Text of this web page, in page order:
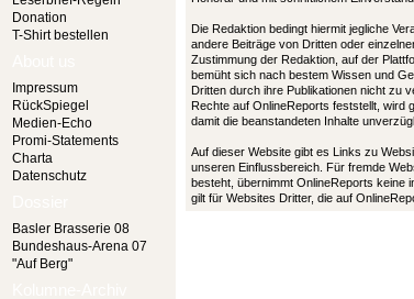
Donation
T-Shirt bestellen
Impressum
RückSpiegel
Medien-Echo
Promi-Statements
Charta
Datenschutz
Basler Brasserie 08
Bundeshaus-Arena 07
"Auf Berg"
Die Redaktion bedingt hiermit jegliche
andere Beiträge von Dritten oder
Zustimmung der Redaktion, auf der
bemüht sich nach bestem Wissen und
Dritten durch ihre Publikationen nicht zu
Rechte auf OnlineReports feststellt, wird
damit die beanstandeten Inhalte
Auf dieser Website gibt es Links zu
unseren Einflussbereich. Für fremde
besteht, übernimmt OnlineReports keine
gilt für Websites Dritter, die auf